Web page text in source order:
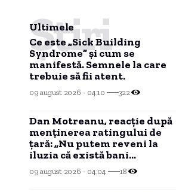
Ultimele
Știri
Ce este „Sick Building
Syndrome” și cum se
manifestă. Semnele la care
trebuie să fii atent.
09 august 2026 - 04:10 322
Dan Motreanu, reacție după
menținerea ratingului de
țară: „Nu putem reveni la
iluzia că există bani
nelimitați”
09 august 2026 - 04:04 18